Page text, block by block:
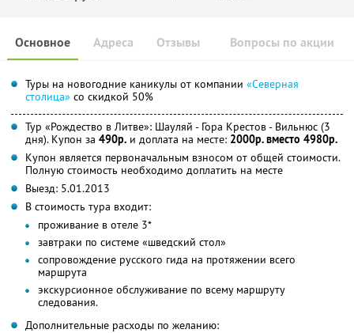
Основное Отзывы Вопросы по акции
Адреса
Туры на новогодние каникулы от компании «Северная
столица» со скидкой 50%
Тур «Рождество в Литве»: Шауляй - Гора Крестов - Вильнюс (3
дня). Купон за 490р. и доплата на месте: 2000р. вместо 4980р.
Купон является первоначальным взносом от общей стоимости.
Полную стоимость необходимо доплатить на месте
Выезд: 5.01.2013
В стоимость тура входит:
проживание в отеле 3*
завтраки по системе «шведский стол»
сопровождение русского гида на протяжении всего
маршрута
экскурсионное обслуживание по всему маршруту
следования.
Дополнительные расходы по желанию: